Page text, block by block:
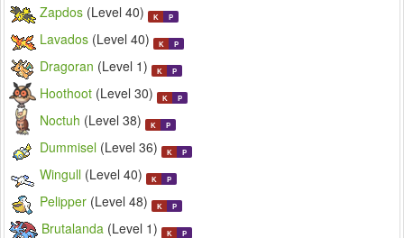
Zapdos (Level 40) K P
Lavados (Level 40) K P
Dragoran (Level 1) K P
Hoothoot (Level 30) K P
Noctuh (Level 38) K P
Dummisel (Level 36) K P
Wingull (Level 40) K P
Pelipper (Level 48) K P
Brutalanda (Level 1) K P